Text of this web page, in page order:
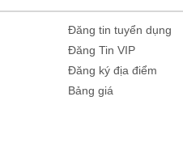
Đăng tin tuyển dụng
Đăng Tin VIP
Đăng ký địa điểm
Bảng giá